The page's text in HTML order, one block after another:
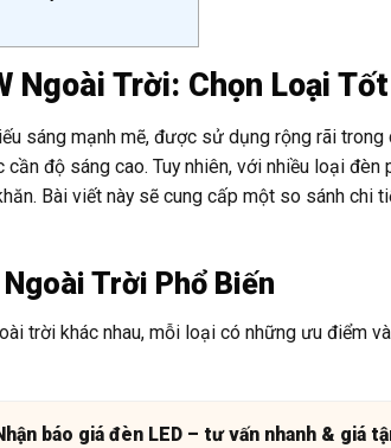
Ngoài Trời: Chọn Loại
sáng mạnh mẽ, được sử dụng rộng rãi
độ sáng cao. Tuy nhiên, với nhiều loại
Bài viết này sẽ cung cấp một so sánh chi
Trời Phổ Biến
trời khác nhau, mỗi loại có những ưu điểm
báo giá đèn LED – tư vấn nhanh & giá